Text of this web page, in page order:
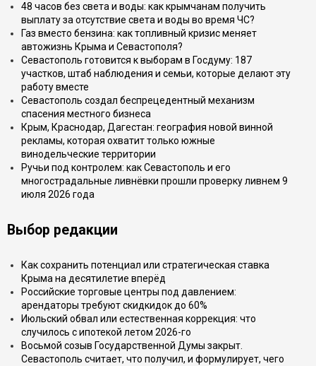
48 часов без света и воды: как крымчанам получить
выплату за отсутствие света и воды во время ЧС?
Газ вместо бензина: как топливный кризис меняет
автожизнь Крыма и Севастополя?
Севастополь готовится к выборам в Госдуму: 187
участков, штаб наблюдения и семьи, которые делают эту
работу вместе
Севастополь создал беспрецедентный механизм
спасения местного бизнеса
Крым, Краснодар, Дагестан: география новой винной
рекламы, которая охватит только южные
винодельческие территории
Ручьи под контролем: как Севастополь и его
многострадальные ливнёвки прошли проверку ливнем 9
июля 2026 года
Выбор редакции
Как сохранить потенциал или стратегическая ставка
Крыма на десятилетие вперёд
Российские торговые центры под давлением:
арендаторы требуют скидкидок до 60%
Июльский обвал или естественная коррекция: что
случилось с ипотекой летом 2026-го
Восьмой созыв Государственной Думы закрыт.
Севастополь считает, что получил, и формулирует, чего